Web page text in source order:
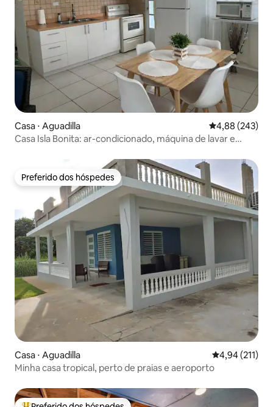
Casa ⋅ Aguadilla 4,88 de uma
4,88 (243)
Casa Isla Bonita: ar-condicionado, máquina de lavar e
Preferido dos hóspedes
Preferido dos hóspedes
Casa ⋅ Aguadilla 4,94 de uma
4,94 (211)
Minha casa tropical, perto de praias e aeroporto